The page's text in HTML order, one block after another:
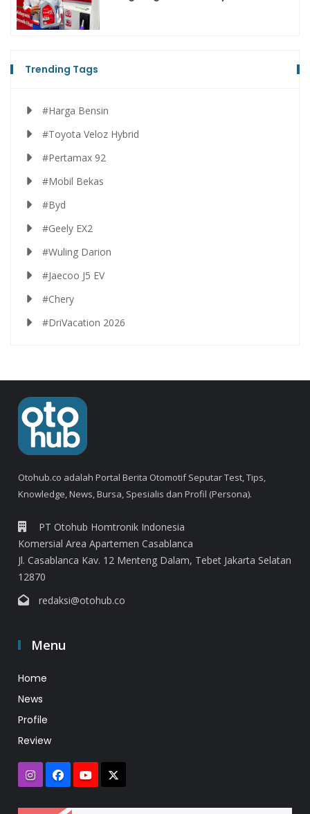
Trending Tags
#Harga Bensin
#Toyota Veloz Hybrid
#Pertamax 92
#Mobil Bekas
#Byd
#Geely EX2
#Wuling Darion
#Jaecoo J5 EV
#Chery
#DriVacation 2026
Otohub.co adalah Portal Berita Otomotif Seputar Test, Tips,
Knowledge, News, Bursa, Spesialis dan Profil (Persona).
PT Otohub Homtronik Indonesia
Komersial Area Apartemen Casablanca
Jl. Casablanca Kav. 12 Menteng Dalam, Tebet Jakarta Selatan
12870
redaksi@otohub.co
Menu
Home
News
Profile
Review